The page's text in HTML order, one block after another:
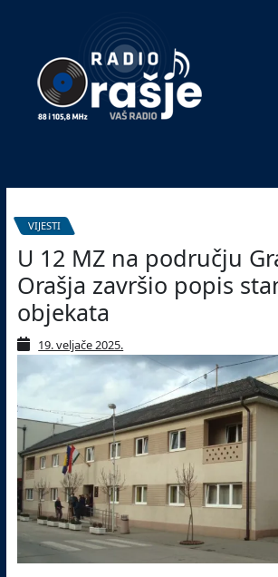
website!
VIJESTI
U 12 MZ na području
Orašja završio popis
objekata
19. veljače 2025.